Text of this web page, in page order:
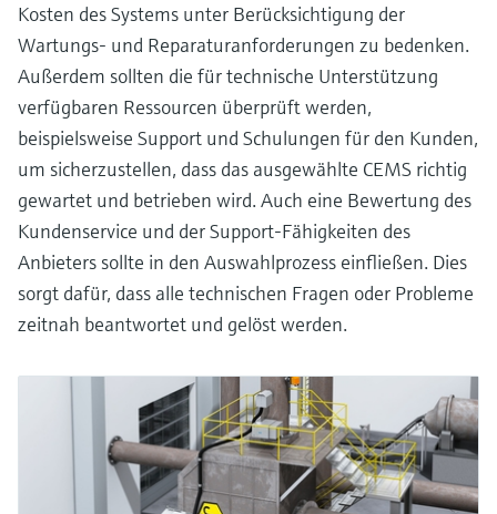
Kosten des Systems unter Berücksichtigung der
Wartungs- und Reparaturanforderungen zu bedenken.
Außerdem sollten die für technische Unterstützung
verfügbaren Ressourcen überprüft werden,
beispielsweise Support und Schulungen für den Kunden,
um sicherzustellen, dass das ausgewählte CEMS richtig
gewartet und betrieben wird. Auch eine Bewertung des
Kundenservice und der Support-Fähigkeiten des
Anbieters sollte in den Auswahlprozess einfließen. Dies
sorgt dafür, dass alle technischen Fragen oder Probleme
zeitnah beantwortet und gelöst werden.